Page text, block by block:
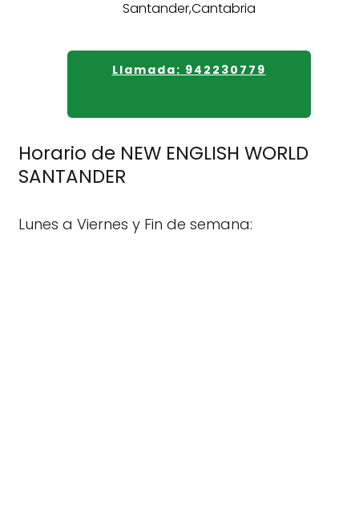
Llamada: 942230779
Horario de NEW ENGLISH WORLD
SANTANDER
Lunes a Viernes y Fin de semana: